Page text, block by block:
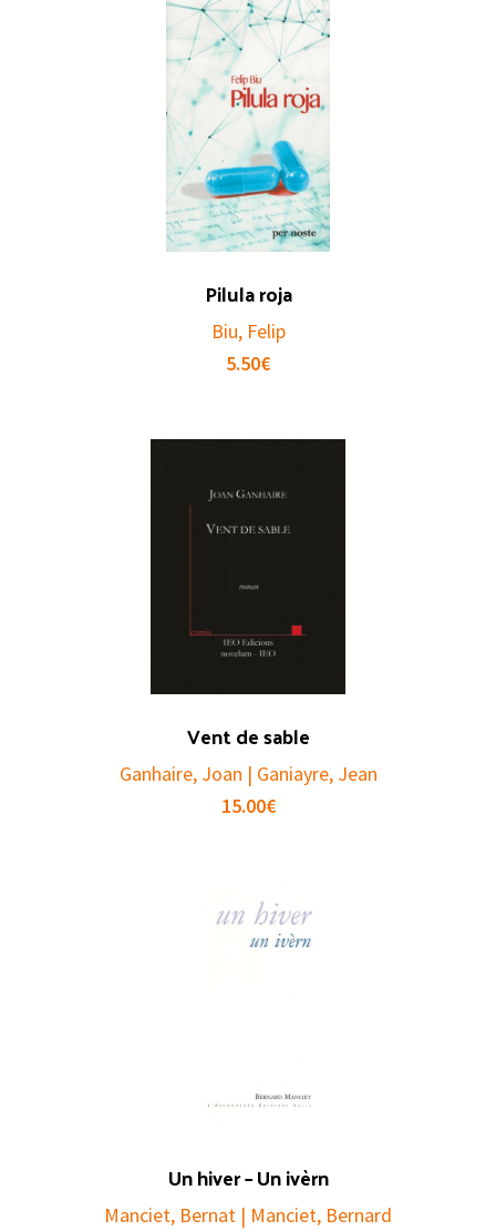
Pilula roja
Biu, Felip
5.50€
Vent de sable
Ganhaire, Joan | Ganiayre, Jean
15.00€
Un hiver – Un ivèrn
Manciet, Bernat | Manciet, Bernard